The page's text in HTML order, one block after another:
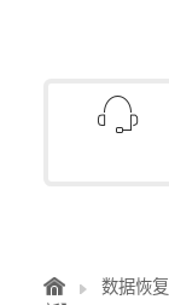
数据恢复